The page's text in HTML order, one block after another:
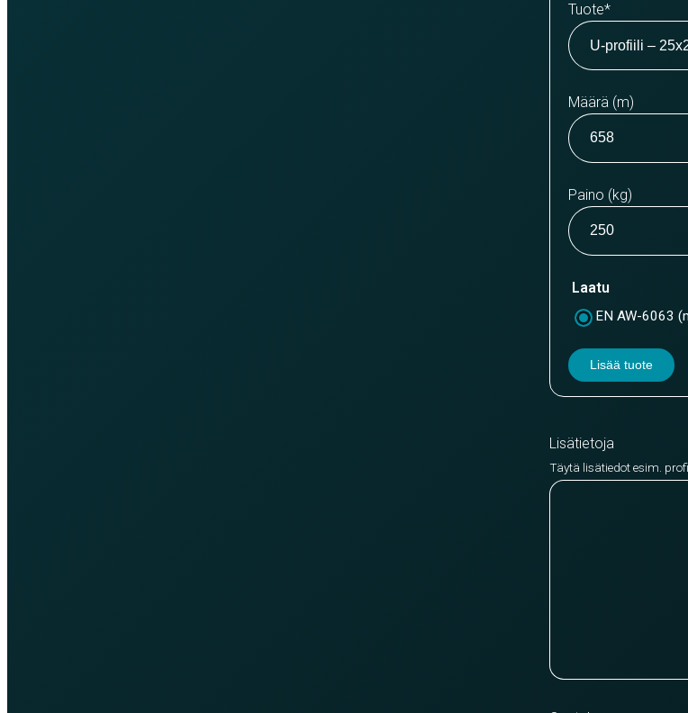
Tuote*
Määrä (m)
Paino (kg)
Laatu
EN AW-6063
Lisää tuote
Lisätietoja
Täytä lisätiedot esim.